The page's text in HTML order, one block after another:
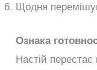
Щодня
Ознака
Настій